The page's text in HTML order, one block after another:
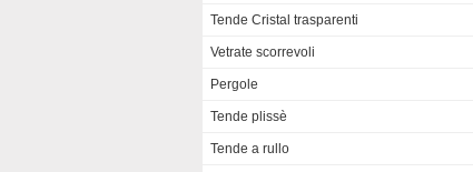
Tende Cristal trasparenti
Vetrate scorrevoli
Pergole
Tende plissè
Tende a rullo